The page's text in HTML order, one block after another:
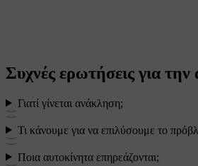
Συχνές ερωτήσεις για
Γιατί γίνεται ανάκληση;
Τι κάνουμε για να επιλύσουμε το
Ποια αυτοκίνητα επηρεάζονται;